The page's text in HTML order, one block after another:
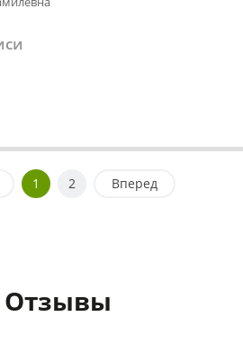
1 2 Вперед
Отзывы